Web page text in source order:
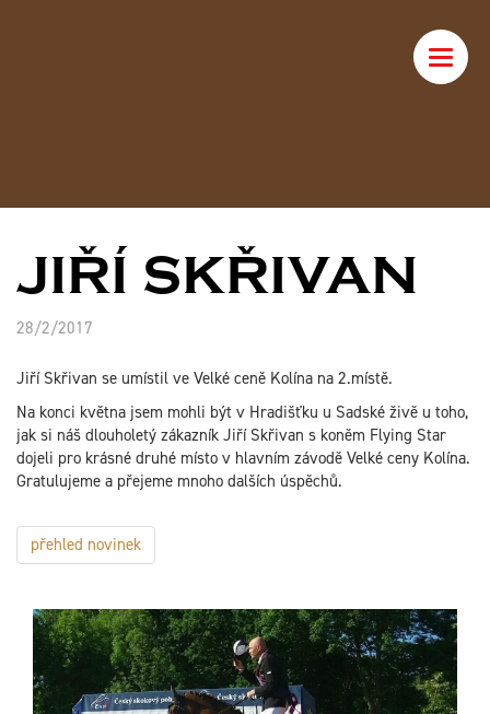
Toggle
JIŘÍ SKŘIVAN
28/2/2017
Jiří Skřivan se umístil ve Velké ceně Kolína na 2.místě.
Na konci května jsem mohli být v Hradišťku u Sadské živě u toho,
jak si náš dlouholetý zákazník Jiří Skřivan s koněm Flying Star
dojeli pro krásné druhé místo v hlavním závodě Velké ceny Kolína.
Gratulujeme a přejeme mnoho dalších úspěchů.
přehled novinek